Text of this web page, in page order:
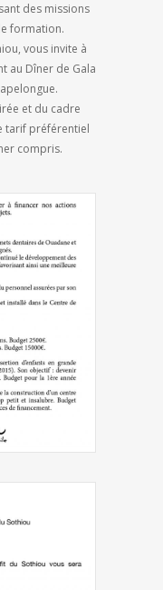
des missions
formation.
vous invite à
au Dîner de Gala
et du cadre
tarif préférentiel
compris.